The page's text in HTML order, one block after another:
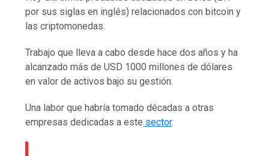
por sus siglas en inglés) relacionados con bitcoin y
las criptomonedas.
Trabajo que lleva a cabo desde hace dos años y ha
alcanzado más de USD 1000 millones de dólares
en valor de activos bajo su gestión.
Una labor que habría tomado décadas a otras
empresas dedicadas a este sector.